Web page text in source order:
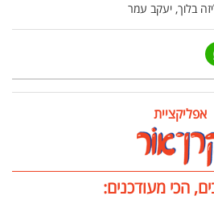
בלוך, יעקב עמר
אפליקציית
הכי מעודכנים: